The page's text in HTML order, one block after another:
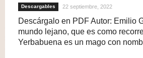
Descargables 22 septiembre, 2022
Descárgalo en PDF Autor: Emilio
mundo lejano, que es como
Yerbabuena es un mago con